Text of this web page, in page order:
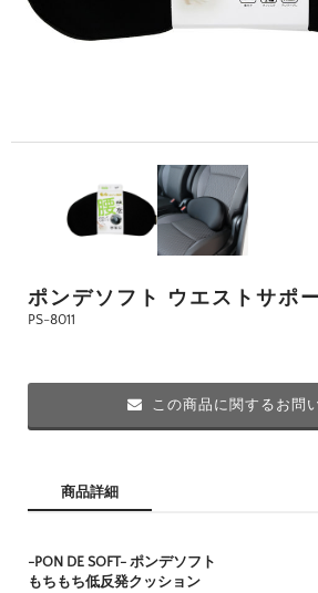
ポンデソフト ウエストサポ
PS-8011
この商品に関するお問
商品詳細
-PON DE SOFT- ポンデソフト
もちもち低反発クッション